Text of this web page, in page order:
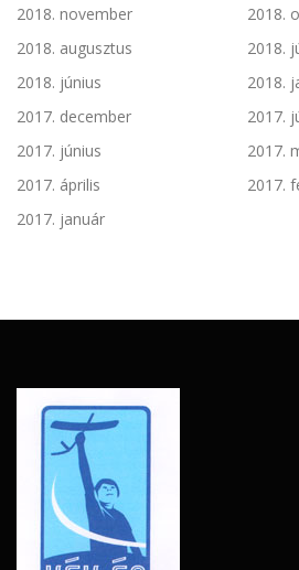
2018. november
2018.
2018. augusztus
2018.
2018. június
2018.
2017. december
2017.
2017. június
2017.
2017. április
2017.
2017. január